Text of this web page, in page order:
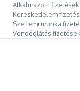
Alkalmazotti fizetések
Kereskedelem
Szellemi munka
Vendéglátás fizetések